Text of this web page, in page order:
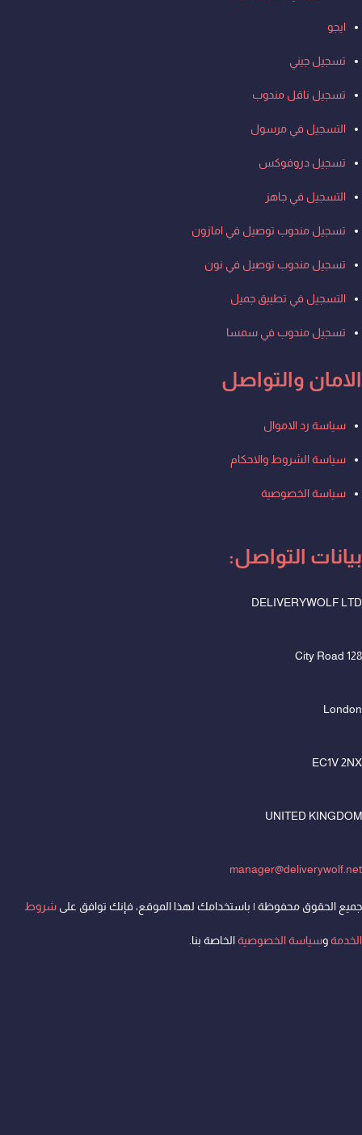
ايجو
تسجيل جيني
تسجيل ناقل مندوب
التسجيل في مرسول
تسجيل دروفوكس
التسجيل في جاهز
تسجيل مندوب توصيل في امازون
تسجيل مندوب توصيل في نون
التسجيل في تطبيق جميل
تسجيل مندوب في سمسا
الامان والتواصل
Menuسياسة رد الاموال
سياسة الشروط والاحكام
سياسة الخصوصية
بيانات التواصل:
DELIVERYWOLF LTD
128 City Road
London
EC1V 2NX
UNITED KINGDOM
manager@deliverywolf.net
جميع الحقوق محفوظة | باستخدامك لهذا الموقع، فإنك توافق على شروط
الخدمةوسياسة الخصوصيةالخاصة بنا.